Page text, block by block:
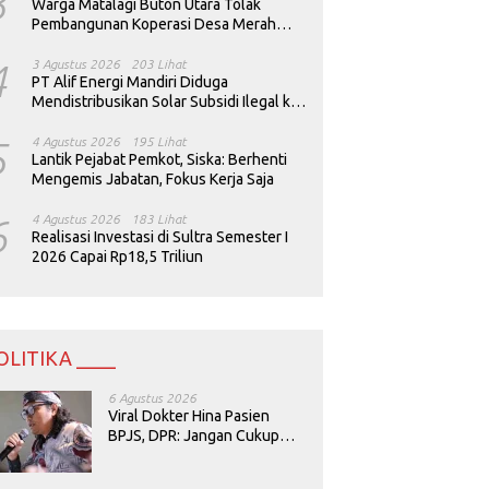
Warga Matalagi Buton Utara Tolak
Pembangunan Koperasi Desa Merah
3 Agustus 2026 203 Lihat
PT Alif Energi Mandiri Diduga
Mendistribusikan Solar Subsidi Ilegal ke
4 Agustus 2026 195 Lihat
Lantik Pejabat Pemkot, Siska: Berhenti
Mengemis Jabatan, Fokus Kerja Saja
4 Agustus 2026 183 Lihat
Realisasi Investasi di Sultra Semester I
2026 Capai Rp18,5 Triliun
____
6 Agustus 2026
Viral Dokter Hina Pasien
BPJS, DPR: Jangan Cukup